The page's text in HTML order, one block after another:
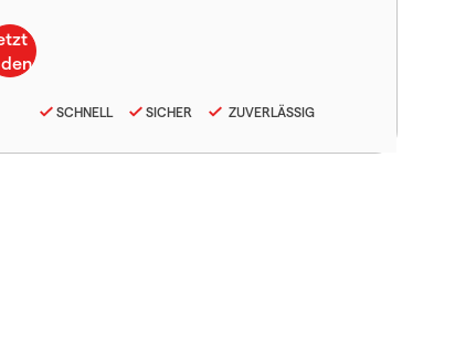
SCHNELL SICHER ZUVERLÄSSIG